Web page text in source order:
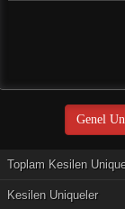
Genel
Toplam Kesilen
Kesilen Uniqueler